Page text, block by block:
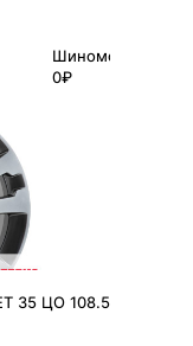
Шиномонтаж
0₽
35 ЦО 108.5